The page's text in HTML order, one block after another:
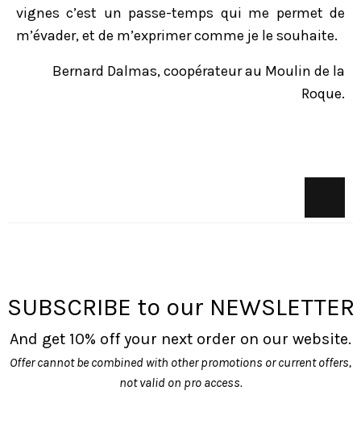
vignes c’est un passe-temps qui me permet de
m’évader, et de m’exprimer comme je le souhaite.
Bernard Dalmas, coopérateur au Moulin de la
Roque.
SUBSCRIBE to our NEWSLETTER
And get 10% off your next order on our website.
Offer cannot be combined with other promotions or current offers,
not valid on pro access.